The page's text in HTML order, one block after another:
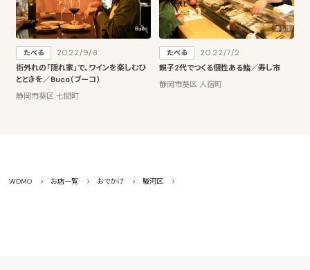
たべる
2022/9/8
街外れの「隠れ家」で、ワインを楽しむひ
とときを／Buco（ブーコ）
静岡市葵区 七間町
たべる
2022/7/2
親子2代でつくる個性ある鮨／寿し市
静岡市葵区 人宿町
WOMO お店一覧 おでかけ 駿河区